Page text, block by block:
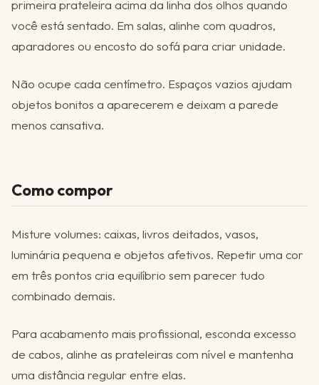
primeira prateleira acima da linha dos olhos quando
você está sentado. Em salas, alinhe com quadros,
aparadores ou encosto do sofá para criar unidade.
Não ocupe cada centímetro. Espaços vazios ajudam
objetos bonitos a aparecerem e deixam a parede
menos cansativa.
Como compor
Misture volumes: caixas, livros deitados, vasos,
luminária pequena e objetos afetivos. Repetir uma cor
em três pontos cria equilíbrio sem parecer tudo
combinado demais.
Para acabamento mais profissional, esconda excesso
de cabos, alinhe as prateleiras com nível e mantenha
uma distância regular entre elas.